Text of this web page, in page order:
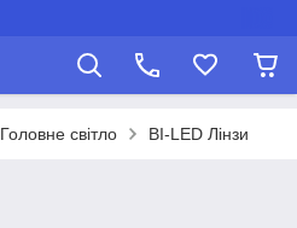
Головне світло BI-LED Лінзи